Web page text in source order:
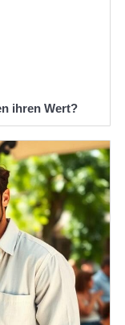
ihren Wert?